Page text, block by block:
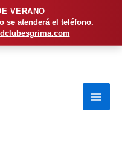
VERANO
se atenderá el teléfono.